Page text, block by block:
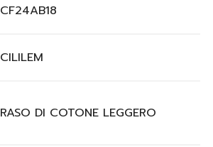
CF24AB18
CILILEM
RASO DI COTONE LEGGERO